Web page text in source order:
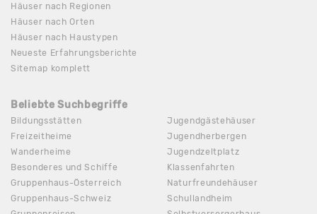
Häuser nach Regionen
Häuser nach Orten
Häuser nach Haustypen
Neueste Erfahrungsberichte
Sitemap komplett
Beliebte Suchbegriffe
Bildungsstätten
Freizeitheime
Wanderheime
Besonderes und Schiffe
Gruppenhaus-Österreich
Gruppenhaus-Schweiz
Jugendgästehäuser
Jugendherbergen
Jugendzeltplatz
Klassenfahrten
Naturfreundehäuser
Schullandheim